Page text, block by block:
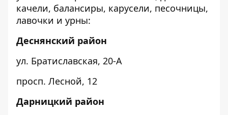
качели, балансиры, карусели, песочницы,
лавочки и урны:
Деснянский район
ул. Братиславская, 20-А
просп. Лесной, 12
Дарницкий район